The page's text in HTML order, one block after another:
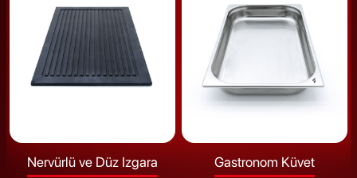
Nervürlü ve Düz Izgara
Gastronom Küvet